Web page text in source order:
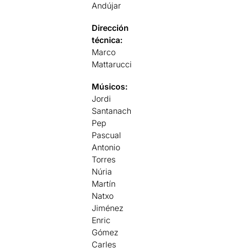
Andújar
Dirección
técnica:
Marco
Mattarucci
Músicos:
Jordi
Santanach
Pep
Pascual
Antonio
Torres
Núria
Martín
Natxo
Jiménez
Enric
Gómez
Carles